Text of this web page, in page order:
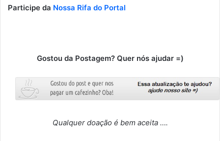
Participe da Nossa Rifa do Portal
Gostou da Postagem? Quer nós ajudar =)
Qualquer doação é bem aceita ….